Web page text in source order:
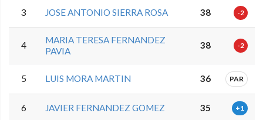
3 JOSE ANTONIO SIERRA ROSA 38 -2
4
MARIA TERESA FERNANDEZ
PAVIA
38 -2
5 LUIS MORA MARTIN 36 PAR
6 JAVIER FERNANDEZ GOMEZ 35 +1